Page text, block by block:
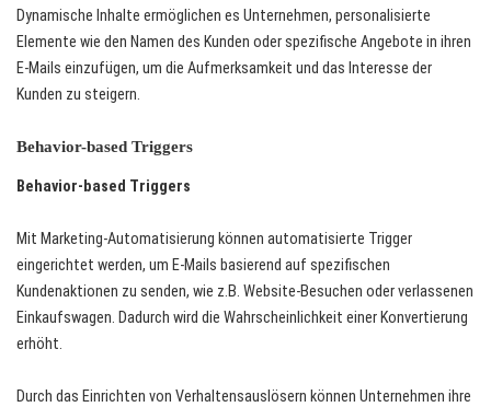
Dynamische Inhalte ermöglichen es Unternehmen, personalisierte
Elemente wie den Namen des Kunden oder spezifische Angebote in ihren
E-Mails einzufügen, um die Aufmerksamkeit und das Interesse der
Kunden zu steigern.
Behavior-based Triggers
Behavior-based Triggers
Mit Marketing-Automatisierung können automatisierte Trigger
eingerichtet werden, um E-Mails basierend auf spezifischen
Kundenaktionen zu senden, wie z.B. Website-Besuchen oder verlassenen
Einkaufswagen. Dadurch wird die Wahrscheinlichkeit einer Konvertierung
erhöht.
Durch das Einrichten von Verhaltensauslösern können Unternehmen ihre